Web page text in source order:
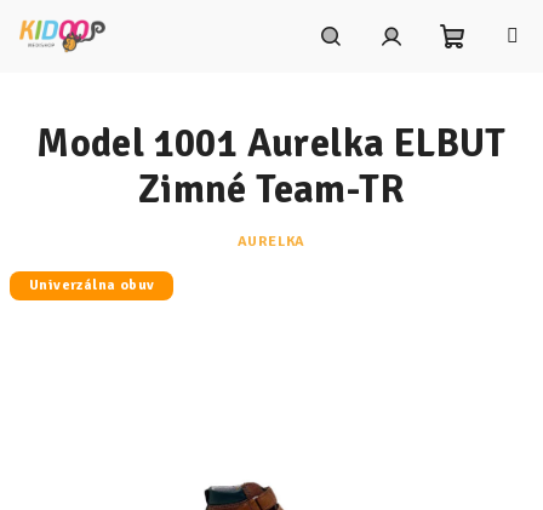
košík
Model 1001 Aurelka ELBUT
Zimné Team-TR
AURELKA
Univerzálna obuv